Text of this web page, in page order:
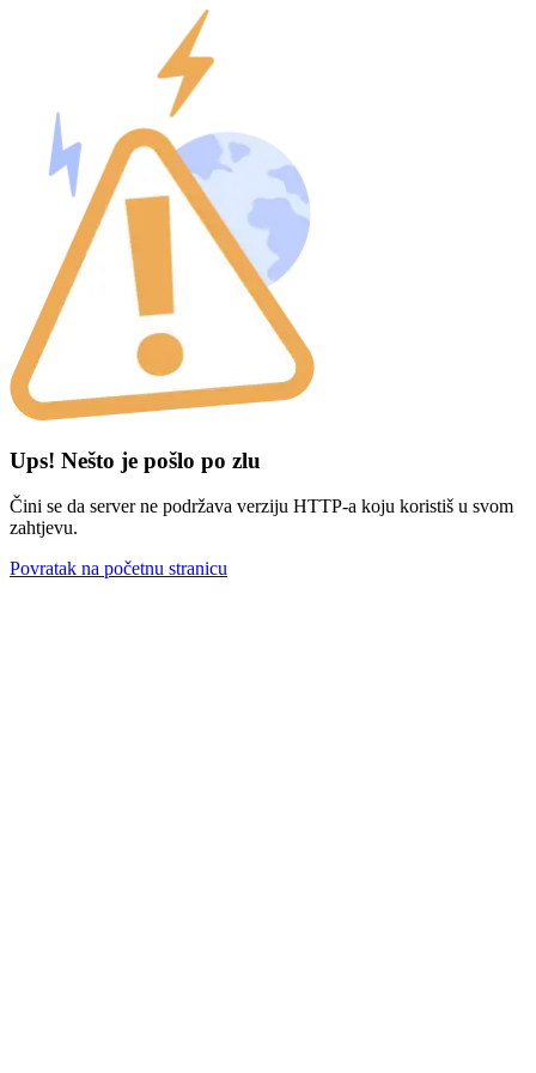
Ups! Nešto je pošlo po zlu
Čini se da server ne podržava verziju HTTP-a koju koristiš u svom
zahtjevu.
Povratak na početnu stranicu